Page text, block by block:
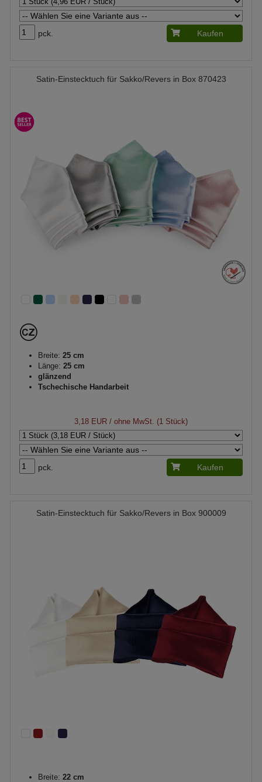
pck. Kaufen
Satin-Einstecktuch für Sakko/Revers in Box 870423
Breite: 25 cm
Länge: 25 cm
glänzend
Tschechische Handarbeit
3,18 EUR / ohne MwSt. (1 Stück)
pck. Kaufen
Satin-Einstecktuch für Sakko/Revers in Box 900009
Breite: 22 cm